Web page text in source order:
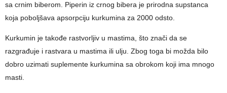
sa crnim biberom. Piperin iz crnog bibera je prirodna supstanca
koja poboljšava apsorpciju kurkumina za 2000 odsto.
Kurkumin je takođe rastvorljiv u mastima, što znači da se
razgrađuje i rastvara u mastima ili ulju. Zbog toga bi možda bilo
dobro uzimati suplemente kurkumina sa obrokom koji ima mnogo
masti.